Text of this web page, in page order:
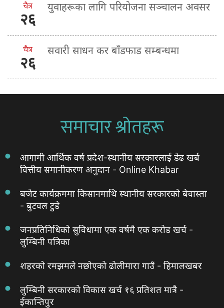
चैत्र
२६
युवाहरूका लागि परियोजना सञ्चालन अवसर
चैत्र
२६
सवारी साधन कर बाँडफाड सम्बन्धमा
समाचार श्रोतहरू
आगामी आर्थिक वर्ष प्रदेश-स्थानीय सरकारलाई डेढ खर्ब
वित्तीय समानीकरण अनुदान - Online Khabar
बजेट कार्यक्रममा किसानमाथि स्थानीय सरकारको बेवास्ता
- बुटवल टुडे
जनप्रतिनिधिको सुविधामा एक वर्षमै एक करोड खर्च -
लुम्बिनी पत्रिका
शहरको रमझमले नछोएको ढोलीमारा गाउँ - हिमालखबर
लुम्बिनी सरकारको विकास खर्च १६ प्रतिशत मात्रै -
ईकान्तिपुर